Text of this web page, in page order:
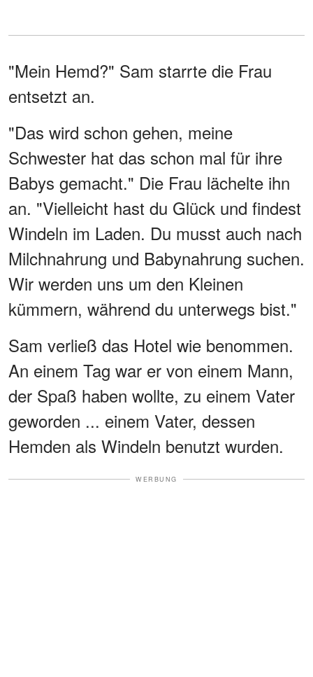
"Mein Hemd?" Sam starrte die Frau
entsetzt an.
"Das wird schon gehen, meine
Schwester hat das schon mal für ihre
Babys gemacht." Die Frau lächelte ihn
an. "Vielleicht hast du Glück und findest
Windeln im Laden. Du musst auch nach
Milchnahrung und Babynahrung suchen.
Wir werden uns um den Kleinen
kümmern, während du unterwegs bist."
Sam verließ das Hotel wie benommen.
An einem Tag war er von einem Mann,
der Spaß haben wollte, zu einem Vater
geworden ... einem Vater, dessen
Hemden als Windeln benutzt wurden.
WERBUNG